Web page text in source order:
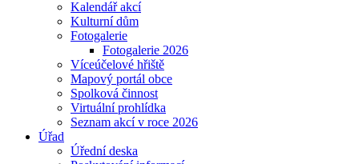
Kalendář akcí
Kulturní dům
Fotogalerie
Fotogalerie 2026
Víceúčelové hřiště
Mapový portál obce
Spolková činnost
Virtuální prohlídka
Seznam akcí v roce 2026
Úřad
Úřední deska